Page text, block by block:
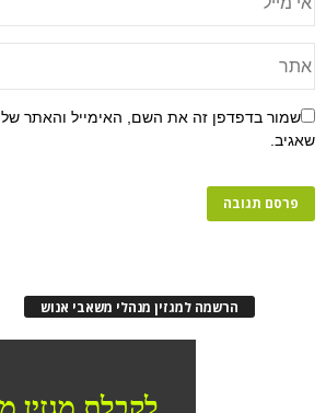
שמור בדפדפן זה את השם, האימייל והאתר
שאגיב.
הרשמה למגזין מנהלי משאבי אנוש